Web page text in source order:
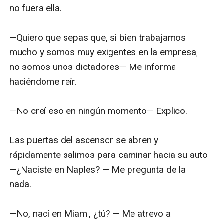
no fuera ella.
—Quiero que sepas que, si bien trabajamos
mucho y somos muy exigentes en la empresa,
no somos unos dictadores— Me informa
haciéndome reír.
—No creí eso en ningún momento— Explico.
Las puertas del ascensor se abren y
rápidamente salimos para caminar hacia su auto
—¿Naciste en Naples? — Me pregunta de la
nada.
—No, nací en Miami, ¿tú? — Me atrevo a